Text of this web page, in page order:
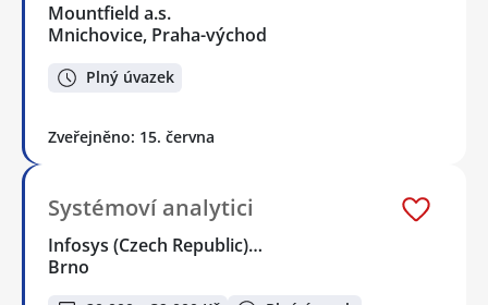
Mountfield a.s.
Mnichovice, Praha-východ
Plný úvazek
Zveřejněno: 15. června
Systémoví analytici
Infosys (Czech Republic)…
Brno